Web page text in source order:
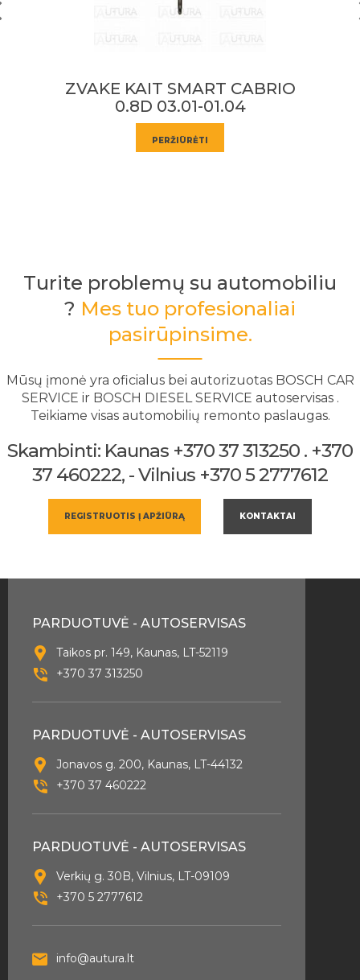
ŽVAKĖ KAIT CHEVROLET
TAHOE; HUMMER H1 6.5D
12.04
Turite problemų su automobiliu
? Mes tuo profesionaliai
pasirūpinsime.
Mūsų įmonė yra oficialus bei autorizuotas BOSCH CAR
SERVICE ir BOSCH DIESEL SERVICE autoservisas .
Teikiame visas automobilių remonto paslaugas.
Skambinti: Kaunas +370 37 313250 . +370
37 460222, - Vilnius +370 5 2777612
REGISTRUOTIS Į APŽIŪRĄ KONTAKTAI
PARDUOTUVĖ - AUTOSERVISAS
Taikos pr. 149, Kaunas, LT-52119
+370 37 313250
PARDUOTUVĖ - AUTOSERVISAS
Jonavos g. 200, Kaunas, LT-44132
+370 37 460222
PARDUOTUVĖ - AUTOSERVISAS
Verkių g. 30B, Vilnius, LT-09109
+370 5 2777612
info@autura.lt